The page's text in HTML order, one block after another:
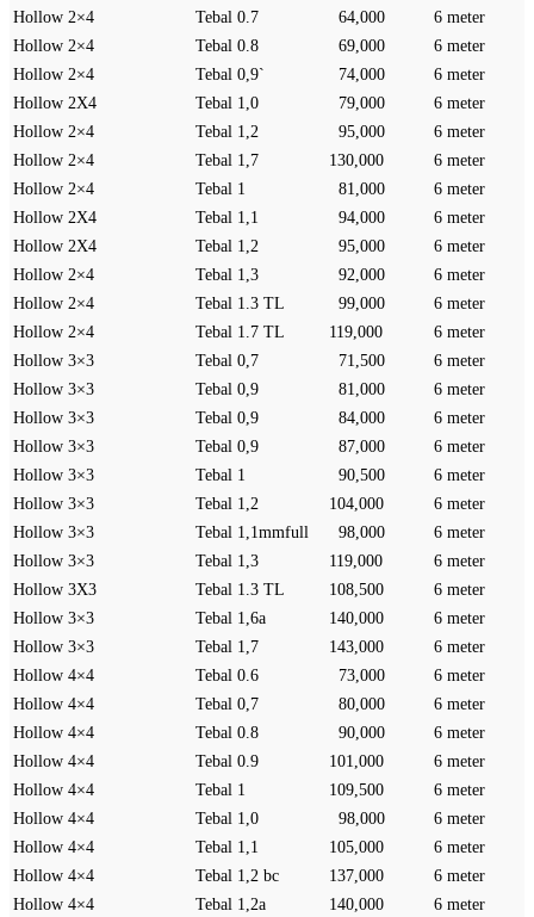
Hollow 2×4
Tebal 0.7 64,000
6 meter
Hollow 2×4
Tebal 0.8 69,000
6 meter
Hollow 2×4
Tebal 0,9` 74,000
6 meter
Hollow 2X4
Tebal 1,0 79,000
6 meter
Hollow 2×4
Tebal 1,2 95,000
6 meter
Hollow 2×4
Tebal 1,7 130,000
6 meter
Hollow 2×4
Tebal 1 81,000
6 meter
Hollow 2X4
Tebal 1,1 94,000
6 meter
Hollow 2X4
Tebal 1,2 95,000
6 meter
Hollow 2×4
Tebal 1,3 92,000
6 meter
Hollow 2×4
Tebal 1.3 TL 99,000
6 meter
Hollow 2×4
Tebal 1.7 TL 119,000
6 meter
Hollow 3×3
Tebal 0,7 71,500
6 meter
Hollow 3×3
Tebal 0,9 81,000
6 meter
Hollow 3×3
Tebal 0,9 84,000
6 meter
Hollow 3×3
Tebal 0,9 87,000
6 meter
Hollow 3×3
Tebal 1 90,500
6 meter
Hollow 3×3
Tebal 1,2 104,000
6 meter
Hollow 3×3
Tebal 1,1mmfull 98,000
6 meter
Hollow 3×3
Tebal 1,3 119,000
6 meter
Hollow 3X3
Tebal 1.3 TL 108,500
6 meter
Hollow 3×3
Tebal 1,6a 140,000
6 meter
Hollow 3×3
Tebal 1,7 143,000
6 meter
Hollow 4×4
Tebal 0.6 73,000
6 meter
Hollow 4×4
Tebal 0,7 80,000
6 meter
Hollow 4×4
Tebal 0.8 90,000
6 meter
Hollow 4×4
Tebal 0.9 101,000
6 meter
Hollow 4×4
Tebal 1 109,500
6 meter
Hollow 4×4
Tebal 1,0 98,000
6 meter
Hollow 4×4
Tebal 1,1 105,000
6 meter
Hollow 4×4
Tebal 1,2 bc 137,000
6 meter
Hollow 4×4
Tebal 1,2a 140,000 6 meter